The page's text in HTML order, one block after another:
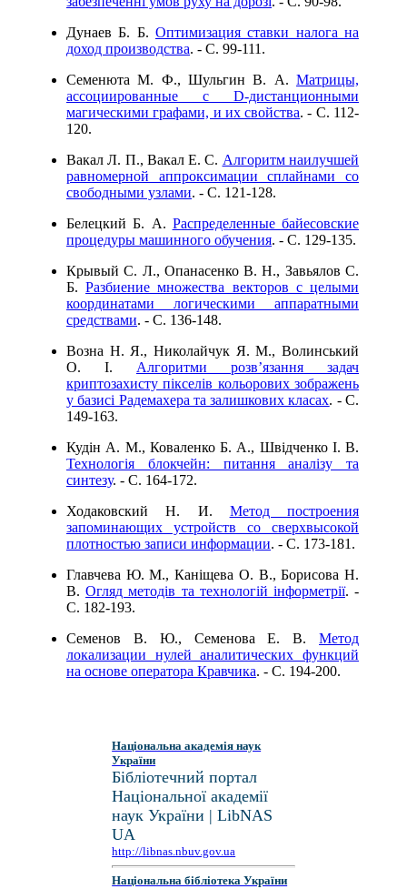
Дунаев Б. Б. Оптимизация ставки налога на
доход производства. - C. 99-111.
Семенюта М. Ф., Шульгин В. А. Матрицы,
ассоциированные с D-дистанционными
магическими графами, и их свойства. - C. 112-
120.
Вакал Л. П., Вакал Е. С. Алгоритм наилучшей
равномерной аппроксимации сплайнами со
свободными узлами. - C. 121-128.
Белецкий Б. А. Распределенные байесовские
процедуры машинного обучения. - C. 129-135.
Крывый С. Л., Опанасенко В. Н., Завьялов С.
Б.Разбиение множества векторов с целыми
координатами логическими аппаратными
средствами. - C. 136-148.
Возна Н. Я., Николайчук Я. М., Волинський
О. І. Алгоритми розв’язання задач
криптозахисту пікселів кольорових зображень
у базисі Радемахера та залишкових класах. - C.
149-163.
Кудін А. М., Коваленко Б. А., Швідченко І. В.
Технологія блокчейн: питання аналізу та
синтезу. - C. 164-172.
Ходаковский Н. И. Метод построения
запоминающих устройств со сверхвысокой
плотностью записи информации. - C. 173-181.
Главчева Ю. М., Каніщева О. В., Борисова Н.
В.Огляд методів та технологій інформетрії. -
C. 182-193.
Семенов В. Ю., Семенова Е. В. Метод
локализации нулей аналитических функций
на основе оператора Кравчика. - C. 194-200.
Національна академія наук
України
Бібліотечний портал
Національної академії
наук України | LibNAS
UA
http://libnas.nbuv.gov.ua
Національна бібліотека України